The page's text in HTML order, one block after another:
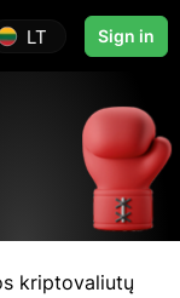
LT Sign in
kriptovaliutų